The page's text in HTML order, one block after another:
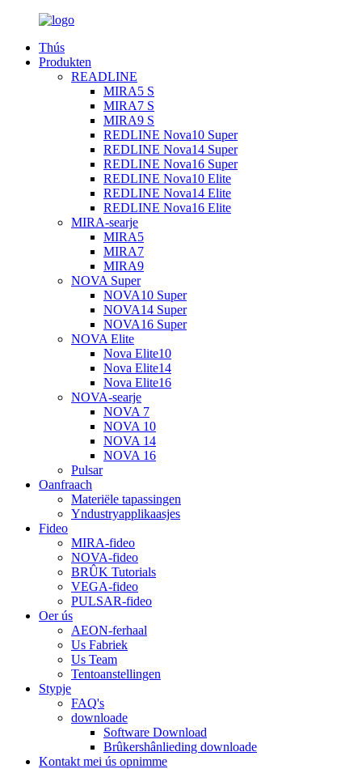
Thús
Produkten
READLINE
MIRA5 S
MIRA7 S
MIRA9 S
REDLINE Nova10 Super
REDLINE Nova14 Super
REDLINE Nova16 Super
REDLINE Nova10 Elite
REDLINE Nova14 Elite
REDLINE Nova16 Elite
MIRA-searje
MIRA5
MIRA7
MIRA9
NOVA Super
NOVA10 Super
NOVA14 Super
NOVA16 Super
NOVA Elite
Nova Elite10
Nova Elite14
Nova Elite16
NOVA-searje
NOVA 7
NOVA 10
NOVA 14
NOVA 16
Pulsar
Oanfraach
Materiële tapassingen
Yndustryapplikaasjes
Fideo
MIRA-fideo
NOVA-fideo
BRÛK Tutorials
VEGA-fideo
PULSAR-fideo
Oer ús
AEON-ferhaal
Us Fabriek
Us Team
Tentoanstellingen
Stypje
FAQ's
downloade
Software Download
Brûkershânlieding downloade
Kontakt mei ús opnimme